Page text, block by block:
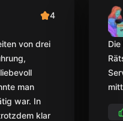
4
von drei
man
war. In
klar